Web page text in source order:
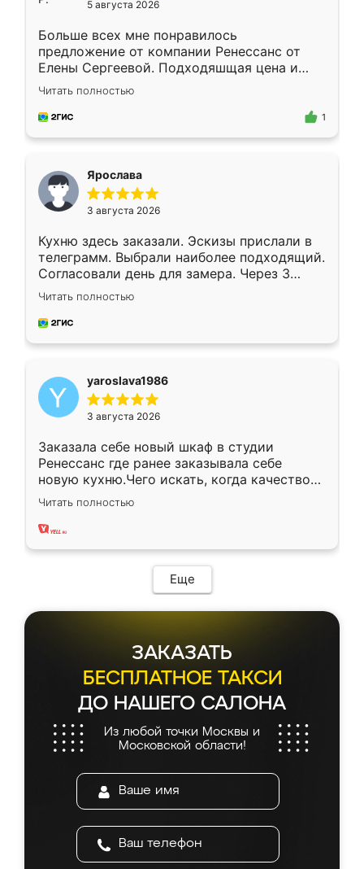
5 августа 2026
Больше всех мне понравилось
предложение от компании Ренессанс от
Елены Сергеевой. Подходяшщая цена и
короткие сроки изготовления. Приехавший
для замера сотрудник Владислав
предложил по моему эскизу самый
Читать полностью
1
Ярослава
3 августа 2026
Кухню здесь заказали. Эскизы прислали в
телеграмм. Выбрали наиболее подходящий.
Согласовали день для замера. Через 3
недели кухня была уже готова. Остались
довольны работой. Спасибо Ренессанс
мебель за качественную работу!
Читать полностью
yaroslava1986
3 августа 2026
Заказала себе новый шкаф в студии
Ренессанс где ранее заказывала себе
новую кухню.Чего искать, когда качеством
вполне довольна. Служит кухня уже почти
два года, нареканий нет.
Читать полностью
Еще
ЗАКАЗАТЬ
БЕСПЛАТНОЕ ТАКСИ
ДО НАШЕГО САЛОНА
Из любой точки Москвы и
Московской области!